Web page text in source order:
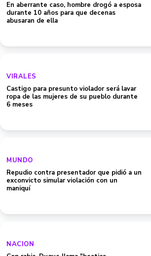
En aberrante caso, hombre drogó a esposa
durante 10 años para que decenas
abusaran de ella
VIRALES
Castigo para presunto violador será lavar
ropa de las mujeres de su pueblo durante
6 meses
MUNDO
Repudio contra presentador que pidió a un
exconvicto simular violación con un
maniquí
NACION